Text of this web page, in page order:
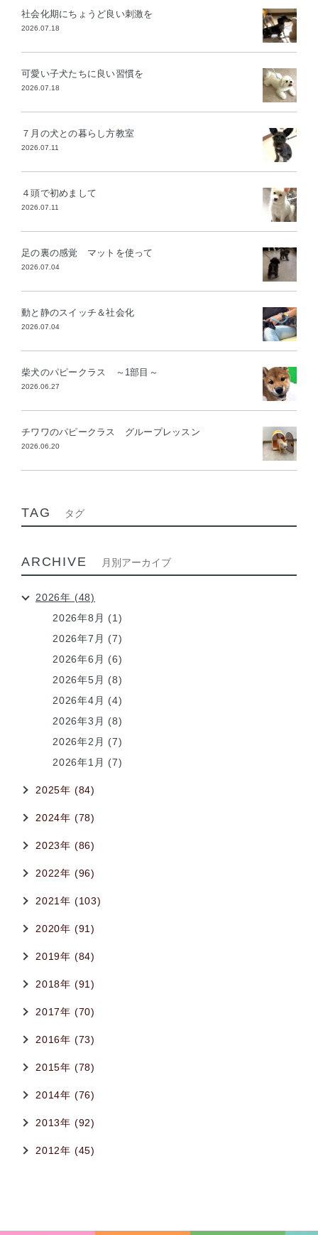
社会化期にちょうど良い刺激を
2026.07.18
可愛い子犬たちに良い習慣を
2026.07.18
７月の犬との暮らし方教室
2026.07.11
４頭で初めまして
2026.07.11
足の裏の感覚 マットを使って
2026.07.04
動と静のスイッチ＆社会化
2026.07.04
柴犬のパピークラス ～1部目～
2026.06.27
チワワのパピークラス グループレッスン
2026.06.20
TAG タグ
ARCHIVE 月別アーカイブ
2026年 (48)
2026年8月 (1)
2026年7月 (7)
2026年6月 (6)
2026年5月 (8)
2026年4月 (4)
2026年3月 (8)
2026年2月 (7)
2026年1月 (7)
2025年 (84)
2024年 (78)
2023年 (86)
2022年 (96)
2021年 (103)
2020年 (91)
2019年 (84)
2018年 (91)
2017年 (70)
2016年 (73)
2015年 (78)
2014年 (76)
2013年 (92)
2012年 (45)